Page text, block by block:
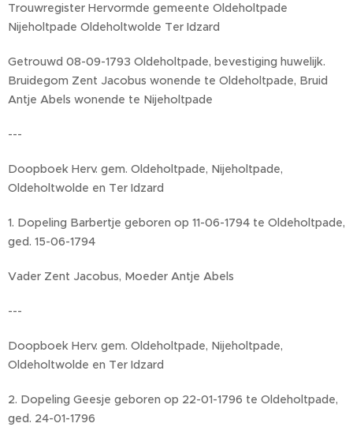
Trouwregister Hervormde gemeente Oldeholtpade
Nijeholtpade Oldeholtwolde Ter Idzard
Getrouwd 08-09-1793 Oldeholtpade, bevestiging huwelijk.
Bruidegom Zent Jacobus wonende te Oldeholtpade, Bruid
Antje Abels wonende te Nijeholtpade
---
Doopboek Herv. gem. Oldeholtpade, Nijeholtpade,
Oldeholtwolde en Ter Idzard
1. Dopeling Barbertje geboren op 11-06-1794 te Oldeholtpade,
ged. 15-06-1794
Vader Zent Jacobus, Moeder Antje Abels
---
Doopboek Herv. gem. Oldeholtpade, Nijeholtpade,
Oldeholtwolde en Ter Idzard
2. Dopeling Geesje geboren op 22-01-1796 te Oldeholtpade,
ged. 24-01-1796